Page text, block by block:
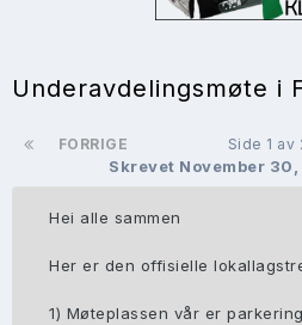
Underavdelingsmøte i
FORRIGE Side 1 av
Skrevet November
Hei alle sammen
Her er den offisielle
1) Møteplassen vår er